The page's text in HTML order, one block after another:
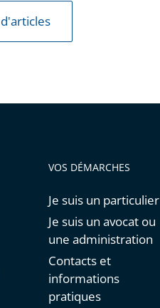
VOS DÉMARCHES
Je suis un particulier
Je suis un avocat ou
une administration
Contacts et
informations
pratiques